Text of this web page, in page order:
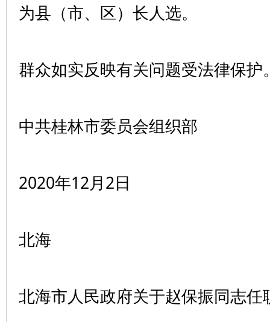
为县（市、区）长人选。
群众如实反映有关问题受法律保护
中共桂林市委员会组织部
2020年12月2日
北海
北海市人民政府关于赵保振同志任